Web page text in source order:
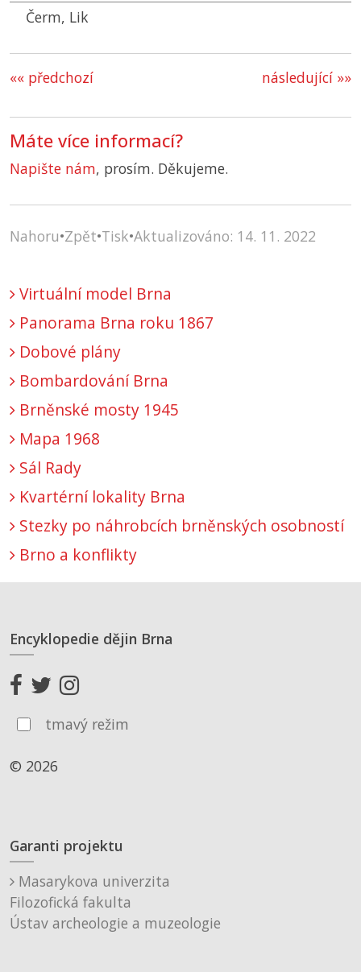
Čerm, Lik
následující »»
«« předchozí
Máte více informací?
Napište nám, prosím. Děkujeme.
Nahoru•Zpět•Tisk•Aktualizováno: 14. 11. 2022
Virtuální model Brna
Panorama Brna roku 1867
Dobové plány
Bombardování Brna
Brněnské mosty 1945
Mapa 1968
Sál Rady
Kvartérní lokality Brna
Stezky po náhrobcích brněnských osobností
Brno a konflikty
Encyklopedie dějin Brna
tmavý režim
© 2026
Garanti projektu
Masarykova univerzita
Filozofická fakulta
Ústav archeologie a muzeologie